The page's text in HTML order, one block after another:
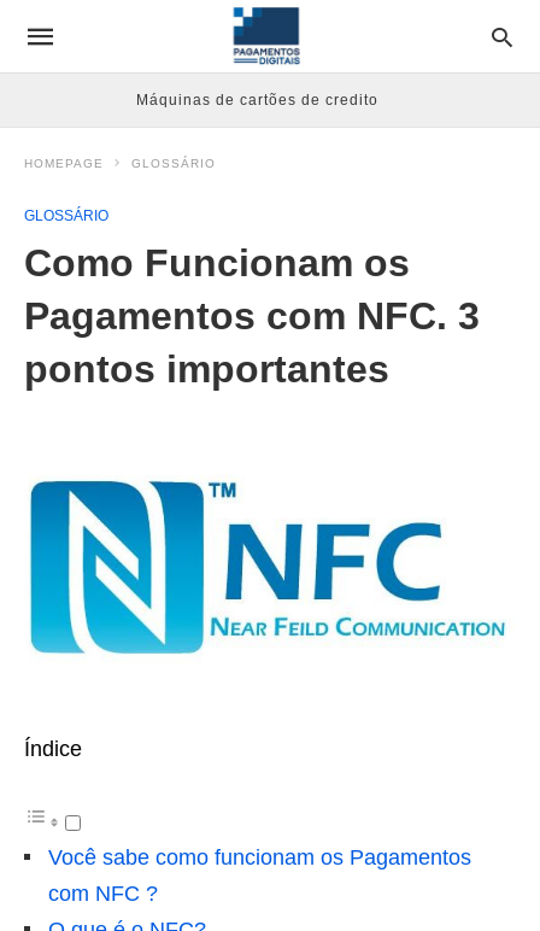
Máquinas de cartões de credito
HOMEPAGE GLOSSÁRIO
GLOSSÁRIO
Como Funcionam os
Pagamentos com NFC. 3
pontos importantes
Índice
Você sabe como funcionam os Pagamentos
com NFC ?